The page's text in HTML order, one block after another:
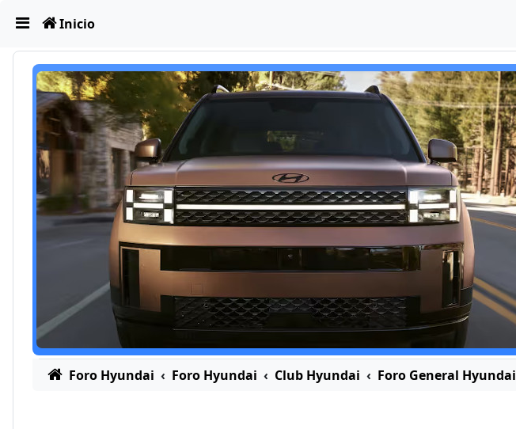
Obviar Inicio
Foro Hyundai Foro Hyundai Club Hyundai Foro General Hyundai